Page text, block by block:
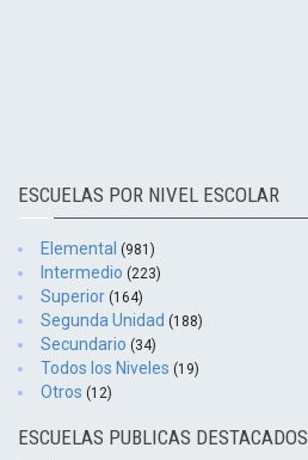
ESCUELAS POR NIVEL ESCOLAR
Elemental (981)
Intermedio (223)
Superior (164)
Segunda Unidad (188)
Secundario (34)
Todos los Niveles (19)
Otros (12)
ESCUELAS PUBLICAS DESTACADOS